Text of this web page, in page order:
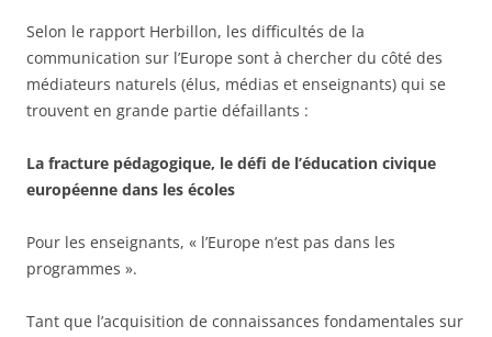
Selon le rapport Herbillon, les difficultés de la
communication sur l’Europe sont à chercher du côté des
médiateurs naturels (élus, médias et enseignants) qui se
trouvent en grande partie défaillants :
La fracture pédagogique, le défi de l’éducation civique
européenne dans les écoles
Pour les enseignants, « l’Europe n’est pas dans les
programmes ».
Tant que l’acquisition de connaissances fondamentales sur